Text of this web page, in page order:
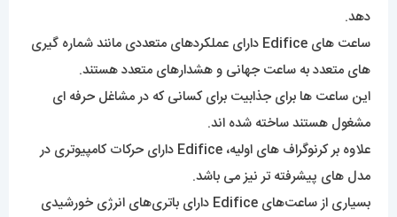
دهد.
ساعت های Edifice دارای عملکردهای متعددی مانند شماره گیری
های متعدد به ساعت جهانی و هشدارهای متعدد هستند.
این ساعت ها برای جذابیت برای کسانی که در مشاغل حرفه ای
مشغول هستند ساخته شده اند.
علاوه بر کرنوگراف های اولیه، Edifice دارای حرکات کامپیوتری در
مدل های پیشرفته تر نیز می باشد.
بسیاری از ساعت‌های Edifice دارای باتری‌های انرژی خورشیدی